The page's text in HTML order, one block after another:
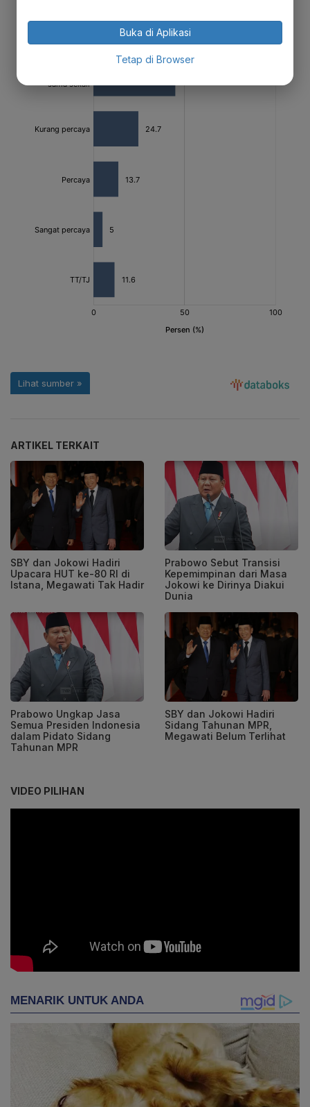
ARTIKEL TERKAIT
SBY dan Jokowi Hadiri
Upacara HUT ke-80 RI di
Istana, Megawati Tak Hadir
Prabowo Sebut Transisi
Kepemimpinan dari Masa
Jokowi ke Dirinya Diakui
Dunia
Prabowo Ungkap Jasa
Semua Presiden Indonesia
dalam Pidato Sidang
Tahunan MPR
SBY dan Jokowi Hadiri
Sidang Tahunan MPR,
Megawati Belum Terlihat
VIDEO PILIHAN
Buka di Aplikasi
Tetap di Browser